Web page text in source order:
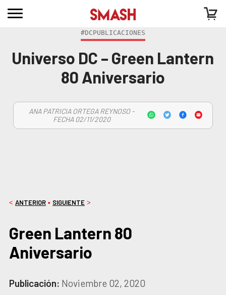
#DCPUBLICACIONES
Universo DC – Green Lantern
80 Aniversario
ANA PATRICIA ORTEGA REYNOSO -
FECHA 02/11/2020
< ANTERIOR• SIGUIENTE>
Green Lantern 80
Aniversario
Publicación: Noviembre 02, 2020